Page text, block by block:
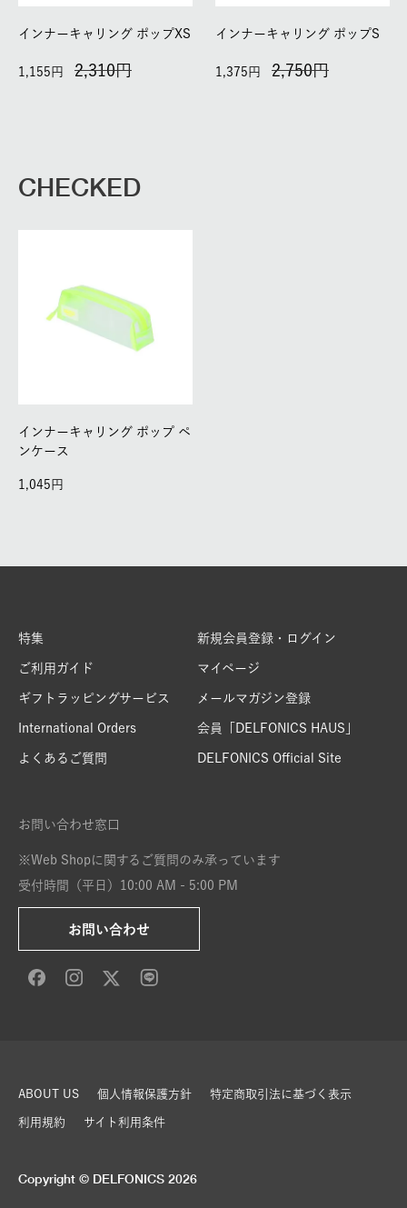
インナーキャリング ポップXS
2,310
1,155
インナーキャリング ポップS
2,750
1,375
CHECKED
インナーキャリング ポップ ペ
ンケース
1,045
特集
ご利用ガイド
ギフトラッピングサービス
International Orders
よくあるご質問
新規会員登録・ログイン
マイページ
メールマガジン登録
会員「DELFONICS HAUS」
DELFONICS Official Site
お問い合わせ窓口
※Web Shopに関するご質問のみ承っています
受付時間（平日）10:00 AM - 5:00 PM
お問い合わせ
ABOUT US 個人情報保護方針 特定商取引法に基づく表示
利用規約 サイト利用条件
Copyright © DELFONICS 2026